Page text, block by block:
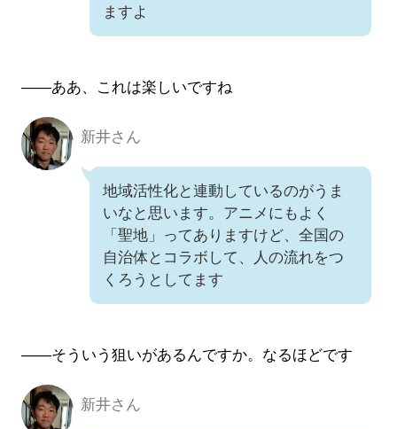
ますよ
――ああ、これは楽しいですね
新井さん
新井さん
地域活性化と連動しているのがうま
いなと思います。アニメにもよく
「聖地」ってありますけど、全国の
自治体とコラボして、人の流れをつ
くろうとしてます
――そういう狙いがあるんですか。なるほどです
新井さん
新井さん